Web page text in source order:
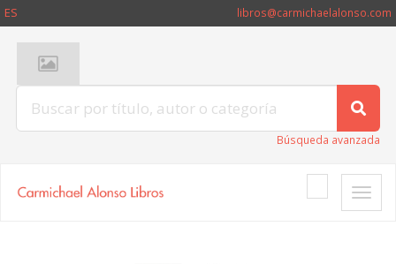
ES libros@carmichaelalonso.com
Búsqueda avanzada
Toggle